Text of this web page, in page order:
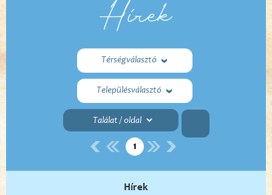
Hírek
Térségválasztó
Településválasztó
1
Hírek